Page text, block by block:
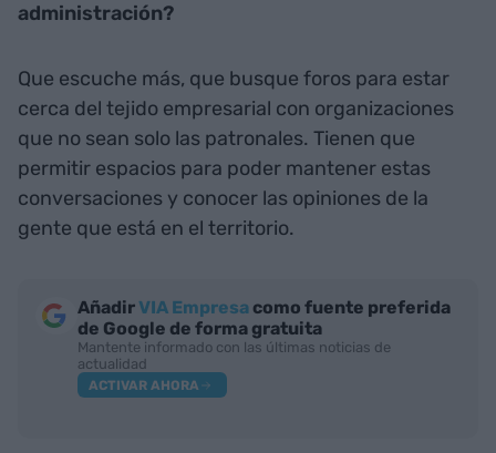
administración?
Que escuche más, que busque foros para estar
cerca del tejido empresarial con organizaciones
que no sean solo las patronales. Tienen que
permitir espacios para poder mantener estas
conversaciones y conocer las opiniones de la
gente que está en el territorio.
AñadirVIA Empresa como fuente preferida
de Google de forma gratuita
Mantente informado con las últimas noticias de
actualidad
ACTIVAR AHORA